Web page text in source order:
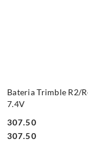
Bateria Trimble R2/
7.4V
Cena:
307.50
Cena:
307.50